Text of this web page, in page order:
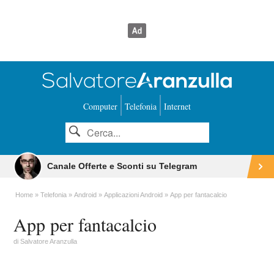
Computer Telefonia Internet
Canale Offerte e Sconti su Telegram
Home Telefonia Android Applicazioni Android App per fantacalcio
App per fantacalcio
diSalvatore Aranzulla